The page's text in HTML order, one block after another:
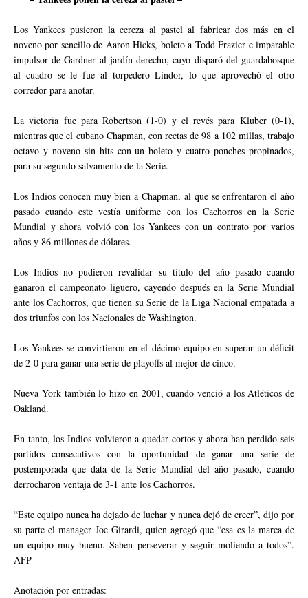
Los Yankees pusieron la cereza al pastel al fabricar dos más en el
noveno por sencillo de Aaron Hicks, boleto a Todd Frazier e imparable
impulsor de Gardner al jardín derecho, cuyo disparó del guardabosque
al cuadro se le fue al torpedero Lindor, lo que aprovechó el otro
corredor para anotar.
La victoria fue para Robertson (1-0) y el revés para Kluber (0-1),
mientras que el cubano Chapman, con rectas de 98 a 102 millas, trabajo
octavo y noveno sin hits con un boleto y cuatro ponches propinados,
para su segundo salvamento de la Serie.
Los Indios conocen muy bien a Chapman, al que se enfrentaron el año
pasado cuando este vestía uniforme con los Cachorros en la Serie
Mundial y ahora volvió con los Yankees con un contrato por varios
años y 86 millones de dólares.
Los Indios no pudieron revalidar su título del año pasado cuando
ganaron el campeonato liguero, cayendo después en la Serie Mundial
ante los Cachorros, que tienen su Serie de la Liga Nacional empatada a
dos triunfos con los Nacionales de Washington.
Los Yankees se convirtieron en el décimo equipo en superar un déficit
de 2-0 para ganar una serie de playoffs al mejor de cinco.
Nueva York también lo hizo en 2001, cuando venció a los Atléticos de
Oakland.
En tanto, los Indios volvieron a quedar cortos y ahora han perdido seis
partidos consecutivos con la oportunidad de ganar una serie de
postemporada que data de la Serie Mundial del año pasado, cuando
derrocharon ventaja de 3-1 ante los Cachorros.
“Este equipo nunca ha dejado de luchar y nunca dejó de creer”, dijo por
su parte el manager Joe Girardi, quien agregó que “esa es la marca de
un equipo muy bueno. Saben perseverar y seguir moliendo a todos”.
AFP
Anotación por entradas: